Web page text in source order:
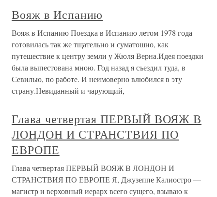
Вояж в Испанию
Вояж в Испанию Поездка в Испанию летом 1978 года
готовилась так же тщательно и суматошно, как
путешествие к центру земли у Жюля Верна.Идея поездки
была выпестована мною. Год назад я съездил туда, в
Севилью, по работе. И неимоверно влюбился в эту
страну.Невиданный и чарующий,
Глава четвертая ПЕРВЫЙ ВОЯЖ В
ЛОНДОН И СТРАНСТВИЯ ПО
ЕВРОПЕ
Глава четвертая ПЕРВЫЙ ВОЯЖ В ЛОНДОН И
СТРАНСТВИЯ ПО ЕВРОПЕ Я, Джузеппе Калиостро —
магистр и верховный иерарх всего сущего, взываю к